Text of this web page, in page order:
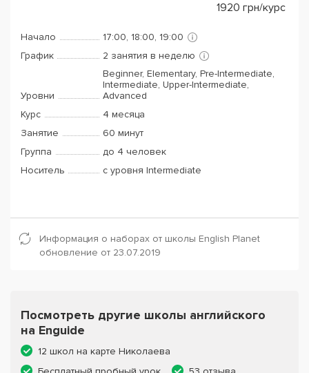
1920 грн/курс
Начало
17:00, 18:00, 19:00
График
2 занятия в неделю
Уровни
Beginner, Elementary, Pre-Intermediate,
Intermediate, Upper-Intermediate,
Advanced
Курс
4 месяца
Занятие
60 минут
Группа
до 4 человек
Носитель
с уровня Intermediate
Информация о наборах от школы English Planеt
обновление от 23.07.2019
Посмотреть другие школы английского
на Enguide
12 школ на карте Николаева